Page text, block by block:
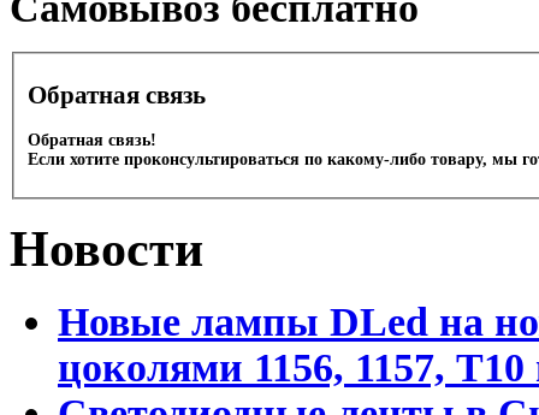
Обратная связь
Обратная связь!
Если хотите проконсультироваться по какому-либо товару, мы
Новости
Новые лампы DLed на
цоколями 1156, 1157,